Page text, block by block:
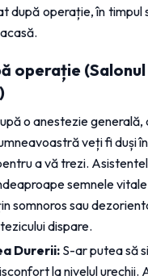
după operație, în timpul
operație (Salonul
o anestezie
veți fi duși
a vă trezi.
semnele
somnoros sau
dispare.
Durerii: S-ar putea să
la nivelul urechii.